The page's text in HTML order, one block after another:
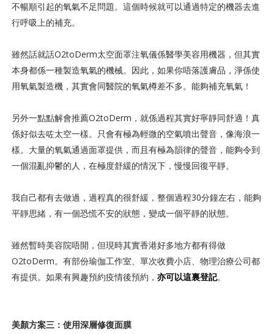
不暢順引起的氧氣不足問題。這個時候就可以通過特定的機器去進
行呼吸上的補充。
雖然話就話O2toDerm太空面罩注氧儀係醫學美容用機器，但其實
本身都係一種製造氧氣的機械。因此，如果你唔落護膚品，淨係使
用氧氣製造機，其實會同醫院的氧氣樽差不多。能夠補充氧氣！
另外一點點解會推薦O2toDerm，就係過程其實好寧靜同舒適！真
係好似去咗太空一樣。只會有極為輕微的空氣噴出聲音，像海浪一
樣。大量的氧氣通過面罩提供，而且有極為韻律的聲音，能夠令到
一個混亂抑鬱的人，在極度舒緩的情況下，慢慢回復平靜。
我自己都有去做過，過程真的很舒緩，整個過程30分鐘左右，能夠
平靜思緒，有一個恐慌不安的狀態，變成一個平靜的狀態。
雖然暫時美容院唔開，但現時其實香港好多地方都有得做
O2toDerm。有部份瑜伽工作室、單次收費小店、物理治療公司都
有提供。如果有興趣預約疫情後預約， 亦可以這裏登記。
美顏方案三：使用深層修復面膜